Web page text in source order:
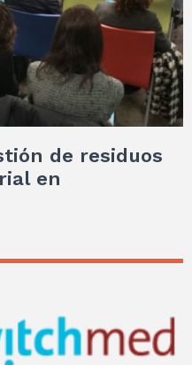
de residuos
en